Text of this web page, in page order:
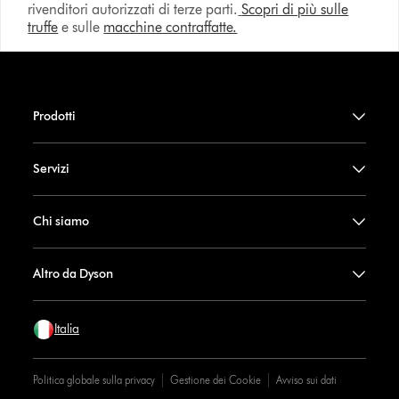
rivenditori autorizzati di terze parti. Scopri di più sulle
truffe e sulle macchine contraffatte.
Prodotti
Servizi
Chi siamo
Altro da Dyson
Italia
Politica globale sulla privacy Gestione dei Cookie Avviso sui dati